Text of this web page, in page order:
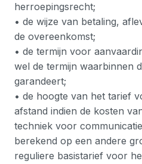
herroepingsrecht;
• de wijze van betaling,
de overeenkomst;
• de termijn voor
wel de termijn waarbinnen
garandeert;
• de hoogte van het tarief
afstand indien de kosten
techniek voor
berekend op een andere
reguliere basistarief voor